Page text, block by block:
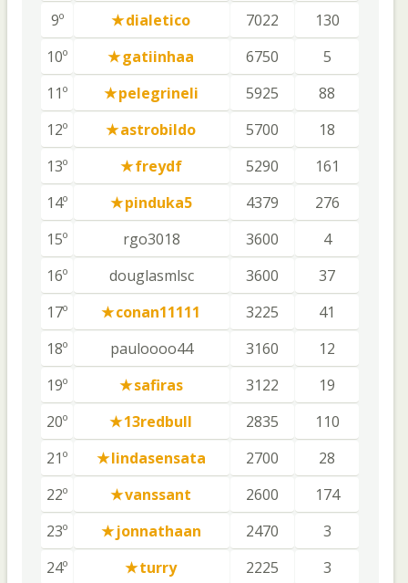
9º
dialetico 7022
130
10º
gatiinhaa 6750
5
11º
pelegrineli 5925
88
12º
astrobildo 5700
18
13º
freydf 5290
161
14º
pinduka5 4379
276
15º
rgo3018 3600
4
16º
douglasmlsc 3600
37
17º
conan11111 3225
41
18º
pauloooo44 3160
12
19º
safiras 3122
19
20º
13redbull 2835
110
21º
lindasensata 2700
28
22º
vanssant 2600
174
23º
jonnathaan 2470
3
24º
turry 2225 3